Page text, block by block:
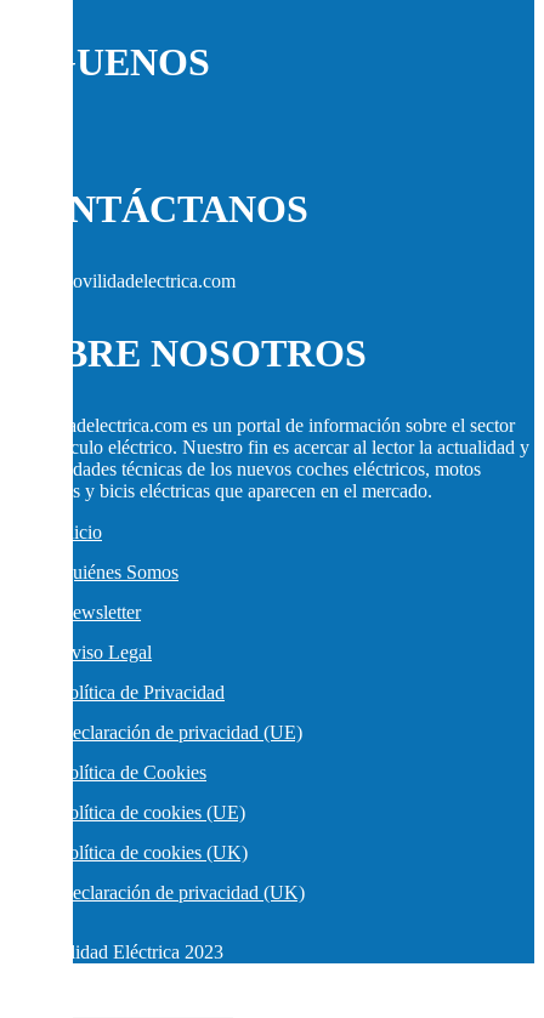
SÍGUENOS
CONTÁCTANOS
info@movilidadelectrica.com
SOBRE NOSOTROS
movilidadelectrica.com es un portal de información sobre el sector
del vehículo eléctrico. Nuestro fin es acercar al lector la actualidad y
las novedades técnicas de los nuevos coches eléctricos, motos
eléctricas y bicis eléctricas que aparecen en el mercado.
Inicio
Quiénes Somos
Newsletter
Aviso Legal
Política de Privacidad
Declaración de privacidad (UE)
Política de Cookies
Política de cookies (UE)
Política de cookies (UK)
Declaración de privacidad (UK)
© Movilidad Eléctrica 2023